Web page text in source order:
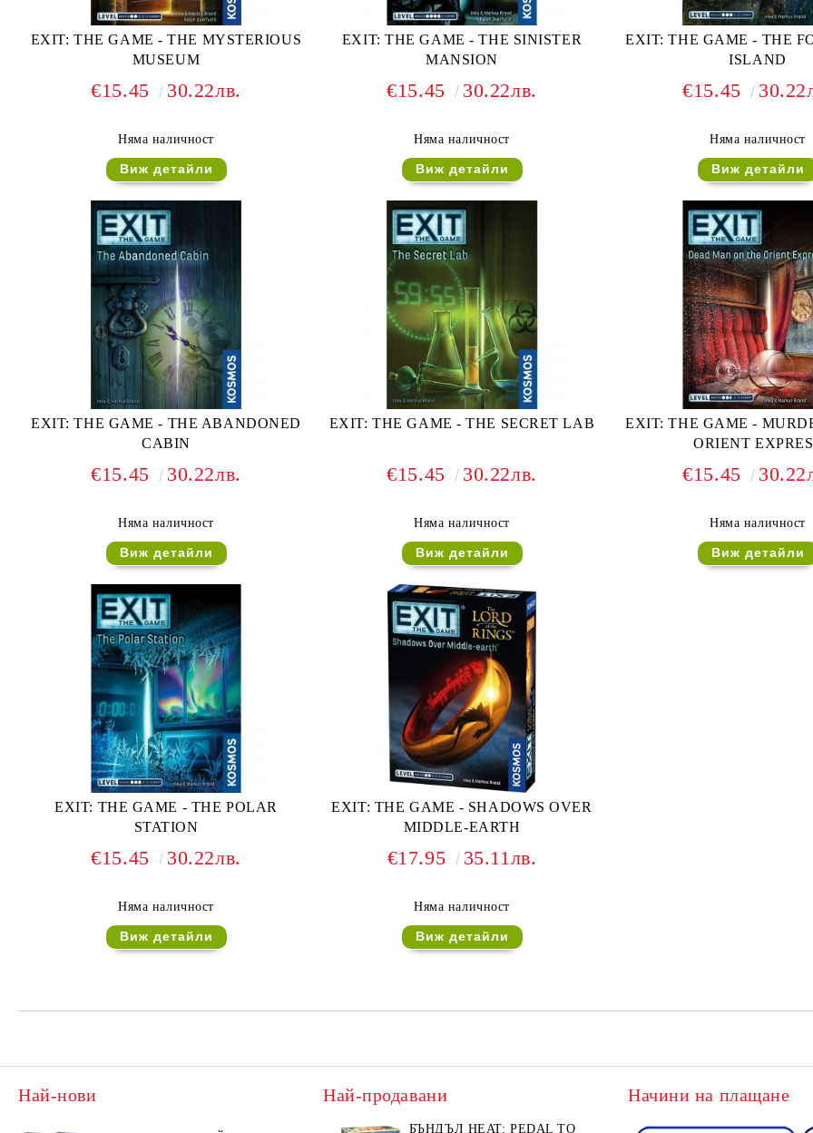
EXIT: THE GAME - THE MYSTERIOUS
MUSEUM
€15.45 30.22лв.
Няма наличност
Виж детайли
EXIT: THE GAME - THE SINISTER
MANSION
€15.45 30.22лв.
Няма наличност
Виж детайли
EXIT: THE GAME - THE
ISLAND
€15.45
Няма наличност
Виж детайли
EXIT: THE GAME - THE ABANDONED
CABIN
€15.45 30.22лв.
Няма наличност
Виж детайли
EXIT: THE GAME - THE SECRET LAB
€15.45 30.22лв.
Няма наличност
Виж детайли
EXIT: THE GAME -
ORIENT
€15.45
Няма наличност
Виж детайли
EXIT: THE GAME - THE POLAR
STATION
€15.45 30.22лв.
Няма наличност
Виж детайли
EXIT: THE GAME - SHADOWS OVER
MIDDLE-EARTH
€17.95 35.11лв.
Няма наличност
Виж детайли
Най-нови Най-продавани
БЪНДЪЛ HEAT: PEDAL TO
Начини на плащане